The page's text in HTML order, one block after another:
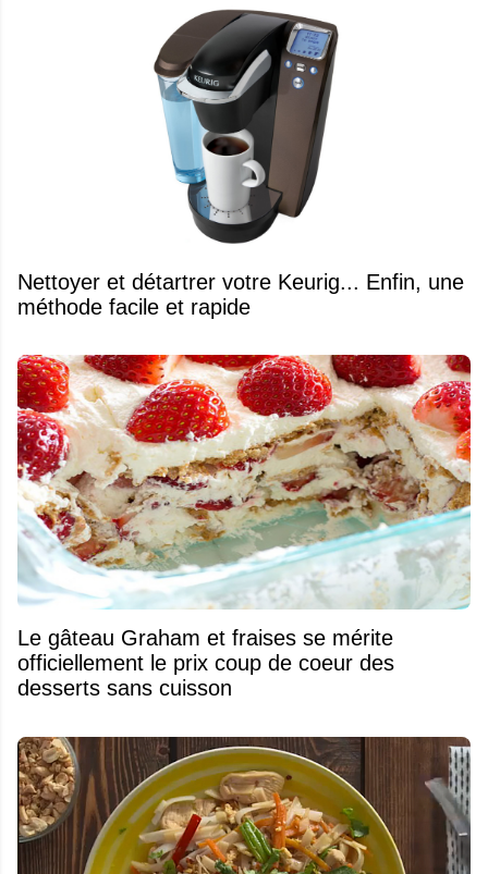
Nettoyer et détartrer votre Keurig... Enfin, une
méthode facile et rapide
Le gâteau Graham et fraises se mérite
officiellement le prix coup de coeur des
desserts sans cuisson